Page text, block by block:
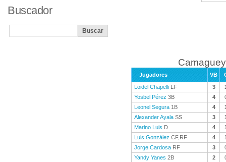
Jugadores VB
Loidel Chapelli LF 3
Yosbel Pérez 3B 4
Leonel Segura 1B 4
Alexander Ayala SS 3
Marino Luis D 4
Luis González CF,RF 4
Jorge Cardosa RF 3
Yandy Yanes 2B 2
Buscador